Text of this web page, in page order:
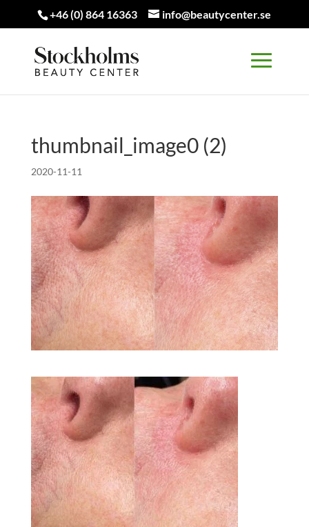
+46 (0) 864 16363 info@beautycenter.se
thumbnail_image0 (2)
2020-11-11